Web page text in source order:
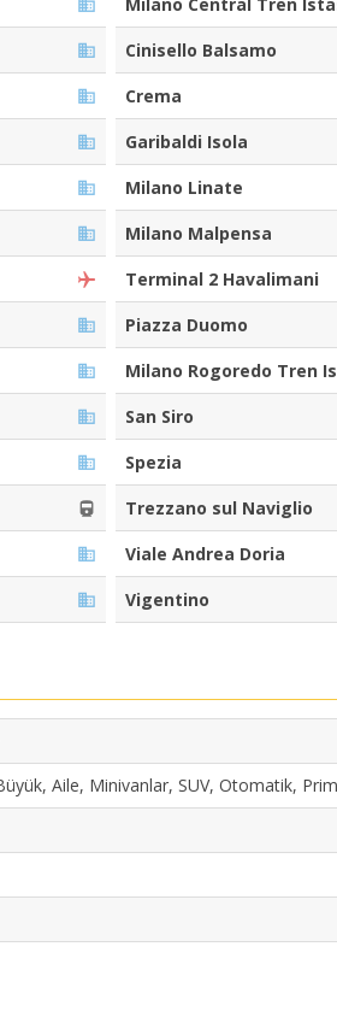
Milano Central Tren
Cinisello Balsamo
Crema
Garibaldi Isola
Milano Linate
Milano Malpensa
Terminal 2 Havalimani
Piazza Duomo
Milano Rogoredo Tren
San Siro
Spezia
Trezzano sul Naviglio
Viale Andrea Doria
Vigentino
Aile, Minivanlar, SUV, Otomatik,